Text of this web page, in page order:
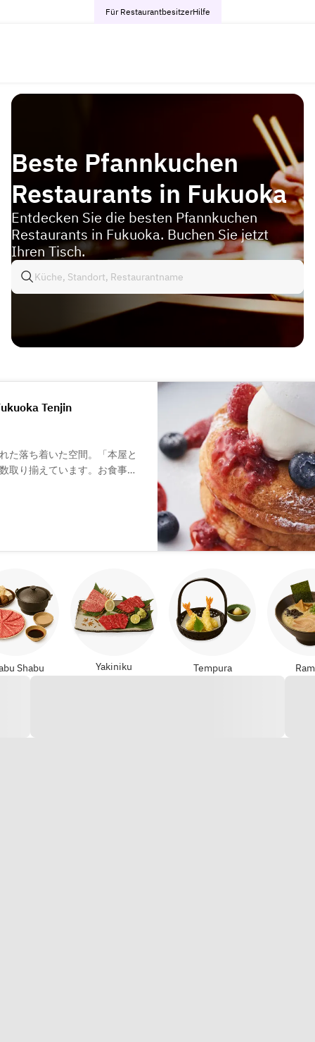
Für RestaurantbesitzerHilfe
Beste Pfannkuchen
Restaurants in Fukuoka
Entdecken Sie die besten Pfannkuchen
Restaurants in Fukuoka. Buchen Sie jetzt
Ihren Tisch.
Tenjin
た落ち着いた空間。「本屋と
取り揃えています。お食事や
Shabu Yakiniku Tempura